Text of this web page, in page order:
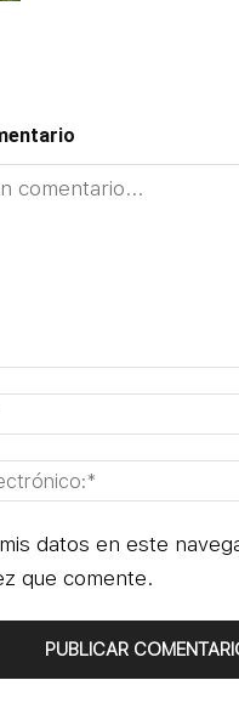
datos en este
que comente.